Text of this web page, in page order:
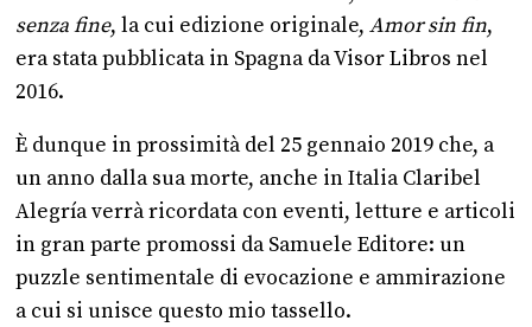
senza fine, la cui edizione originale, Amor sin fin,
era stata pubblicata in Spagna da Visor Libros nel
2016.
È dunque in prossimità del 25 gennaio 2019 che, a
un anno dalla sua morte, anche in Italia Claribel
Alegría verrà ricordata con eventi, letture e articoli
in gran parte promossi da Samuele Editore: un
puzzle sentimentale di evocazione e ammirazione
a cui si unisce questo mio tassello.